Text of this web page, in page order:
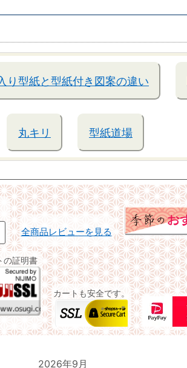
り型紙と型紙付き図案の違い
丸キリ 型紙道場
全商品レビューを見る
の証明書
カートも安全です。
2026年9月